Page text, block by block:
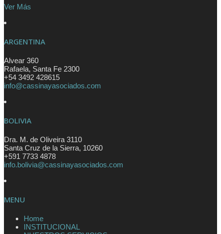
Ver Más
ARGENTINA
Alvear 360
Rafaela, Santa Fe 2300
+54 3492 428615
info@cassinayasociados.com
BOLIVIA
Dra. M. de Oliveira 3110
Santa Cruz de la Sierra, 10260
+591 7733 4878
info.bolivia@cassinayasociados.com
MENU
Home
INSTITUCIONAL